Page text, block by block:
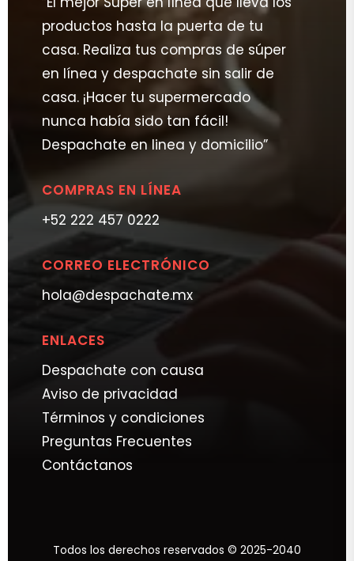
productos hasta la puerta de tu
casa. Realiza tus compras de súper
en línea y despachate sin salir de
casa. ¡Hacer tu supermercado
nunca había sido tan fácil!
Despachate en linea y domicilio”
COMPRAS EN LÍNEA
+52 222 457 0222
CORREO ELECTRÓNICO
hola@despachate.mx
ENLACES
Despachate con causa
Aviso de privacidad
Términos y condiciones
Preguntas Frecuentes
Contáctanos
Todos los derechos reservados © 2025-2040